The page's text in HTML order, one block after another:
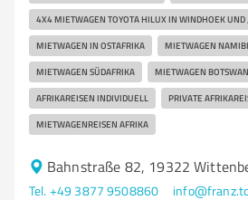
4X4 MIETWAGEN TOYOTA HILUX IN WINDHOEK UND
MIETWAGEN IN OSTAFRIKA MIETWAGEN
MIETWAGEN SÜDAFRIKA MIETWAGEN
AFRIKAREISEN INDIVIDUELL PRIVATE
MIETWAGENREISEN AFRIKA
Bahnstraße 82, 19322
Tel. +49 3877 9508860